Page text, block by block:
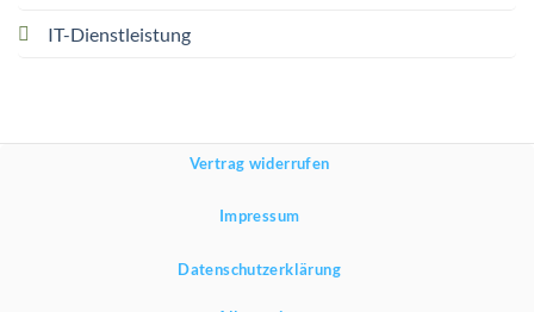
IT-Dienstleistung
Vertrag widerrufen
Impressum
Datenschutzerklärung